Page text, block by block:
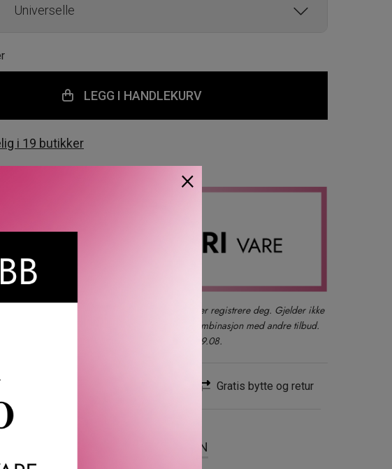
Universelle
LEGG I HANDLEKURV
i 19 butikker
i handlekurven der du også kan logge inn eller registrere deg. Gjelder ikke
LOEWE, Best Buy-produkter, gavesett eller i kombinasjon med andre tilbud.
Gjelder kun ett kjøp per kunde t.o.m. 09.08.
over 1000 kr Gratis bytte og retur
OM MERKEVAREN
×